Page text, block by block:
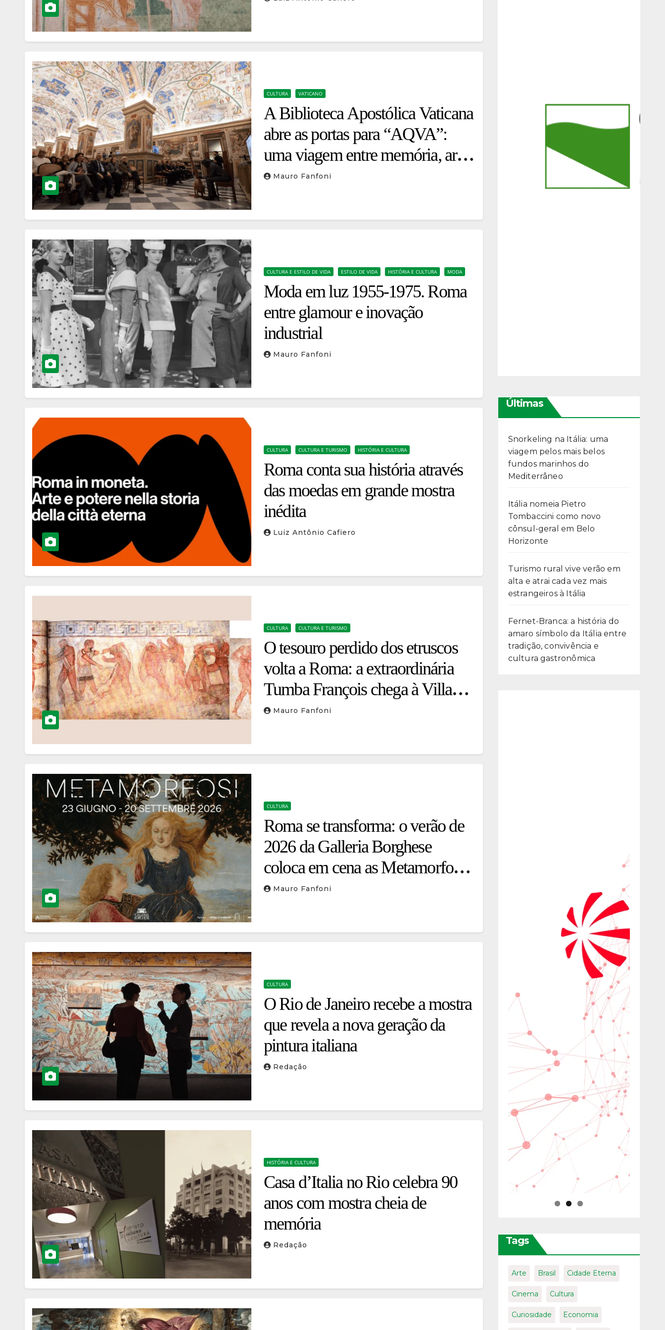
CULTURA VATICANO
A Biblioteca Apostólica Vaticana
abre as portas para “AQVA”:
uma viagem entre memória, arte
e futuro
Mauro Fanfoni
CULTURA E ESTILO DE VIDA ESTILO DE VIDA HISTÓRIA E CULTURA MODA
Moda em luz 1955-1975. Roma
entre glamour e inovação
industrial
Mauro Fanfoni
CULTURA CULTURA E TURISMO HISTÓRIA E CULTURA
Roma conta sua história através
das moedas em grande mostra
inédita
Luiz Antônio Cafiero
CULTURA CULTURA E TURISMO
O tesouro perdido dos etruscos
volta a Roma: a extraordinária
Tumba François chega à Villa
Giulia
Mauro Fanfoni
CULTURA
Roma se transforma: o verão de
2026 da Galleria Borghese
coloca em cena as Metamorfoses
de Ovídio
Mauro Fanfoni
CULTURA
O Rio de Janeiro recebe a mostra
que revela a nova geração da
pintura italiana
Redação
HISTÓRIA E CULTURA
Casa d’Italia no Rio celebra 90
anos com mostra cheia de
memória
Redação
Últimas
Snorkeling na Itália: uma
viagem pelos mais belos
fundos marinhos do
Mediterrâneo
Itália nomeia Pietro
Tombaccini como novo
cônsul-geral em Belo
Horizonte
Turismo rural vive verão em
alta e atrai cada vez mais
estrangeiros à Itália
Fernet-Branca: a história do
amaro símbolo da Itália entre
tradição, convivência e
cultura gastronômica
Tags
Arte Brasil Cidade Eterna
Cinema Cultura
Curiosidade Economia